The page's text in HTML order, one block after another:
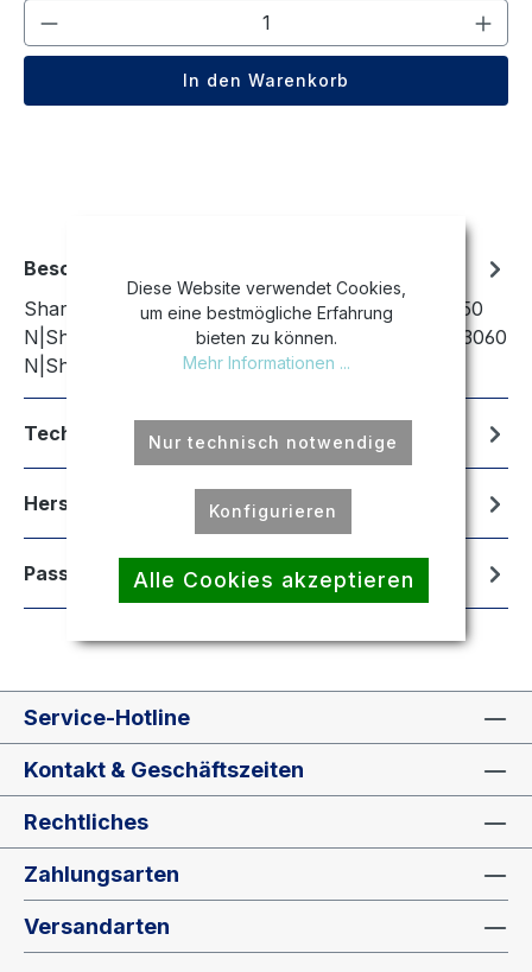
Produkt Anzahl: Gib den
In den Warenkorb
Beschreibung
Sharp MX-2630 N|Sharp MX-2651|Sharp MX-3050
N|Sharp MX-3050 V|Sharp MX-3051|Sharp MX-3060
N|Sharp MX-3060 V|Sharp MX-3061|Sh…
Technische Daten
Hersteller
Passend für
Service-Hotline
Kontakt & Geschäftszeiten
Rechtliches
Zahlungsarten
Versandarten
Diese Website verwendet Cookies,
um eine bestmögliche Erfahrung
bieten zu können.
Mehr Informationen ...
Nur technisch notwendige
Konfigurieren
Alle Cookies akzeptieren